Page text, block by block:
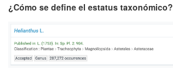
¿Cómo se define el estatus taxonómico?